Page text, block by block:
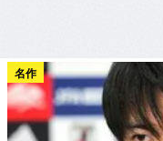
名作